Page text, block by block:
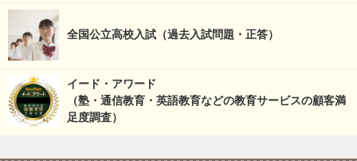
全国公立高校入試（過去入試問題・正答）
イード・アワード
（塾・通信教育・英語教育などの教育サービスの顧客満
足度調査）